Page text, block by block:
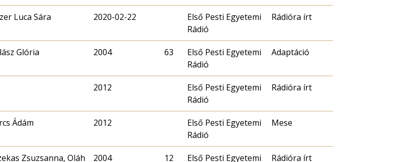
Luca Sára 2020-02-22
Első Pesti Egyetemi
Rádió
Rádióra írt
Glória 2004 63
Első Pesti Egyetemi
Rádió
Adaptáció
2012
Első Pesti Egyetemi
Rádió
Rádióra írt
Ádám 2012
Első Pesti Egyetemi
Rádió
Mese
Zsuzsanna, Oláh
2004 12
Első Pesti Egyetemi
Rádióra írt